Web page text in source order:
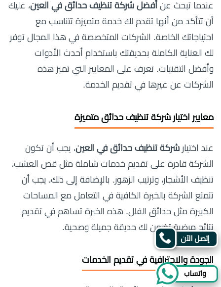
عندما تبحث عن أفضل شركة تنظيف حدائق في العين، عليك
أن تتأكد من أنها تقدم لك خدمة متميزة تتناسب مع
احتياجاتك الخاصة. الشركات المتخصصة في هذا المجال توفر
لك العناية الكاملة بحديقتك باستخدام أحدث الأدوات
وأفضل التقنيات. تعرف على المعايير التي تميز هذه
الشركات عن غيرها في تقديم الخدمة.
معايير اختيار شركة تنظيف حدائق متميزة
عند اختيار شركة تنظيف حدائق في العين، يجب أن تكون
الشركة قادرة على تقديم خدمات شاملة مثل قص العشب،
تنظيف الأشجار، وترتيب الزهور. بالإضافة إلى ذلك، يجب أن
تتمتع الشركة بالخبرة الكافية في التعامل مع المساحات
الكبيرة مثل حدائق الفلل. هذه الخبرة تساهم في تقديم
نتائج مرضية تضمن لك حديقة جميلة وصحية.
الجودة والاحترافية في تقديم الخدمات
إتصل الآن
واتساب